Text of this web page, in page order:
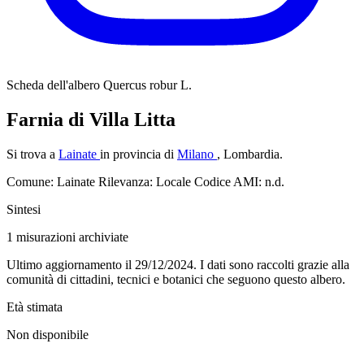
Scheda dell'albero Quercus robur L.
Farnia di Villa Litta
Si trova a Lainate in provincia di Milano , Lombardia.
Comune: Lainate Rilevanza: Locale Codice AMI: n.d.
Sintesi
1 misurazioni archiviate
Ultimo aggiornamento il 29/12/2024. I dati sono raccolti grazie alla
comunità di cittadini, tecnici e botanici che seguono questo albero.
Età stimata
Non disponibile